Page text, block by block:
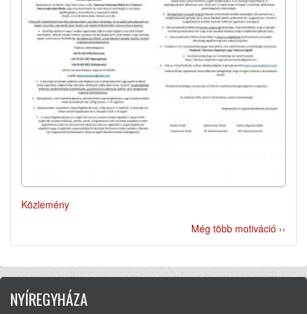
Közlemény
Még több motiváció ››
NYÍREGYHÁZA